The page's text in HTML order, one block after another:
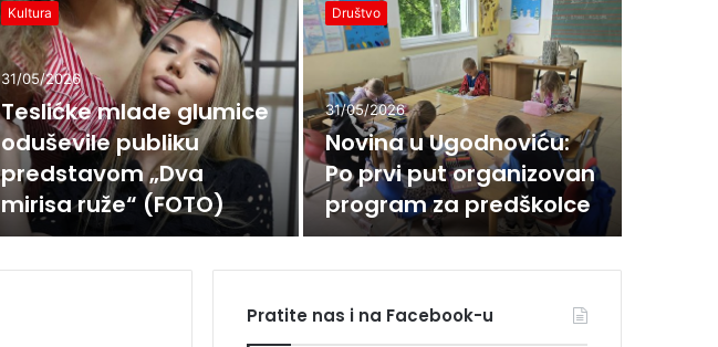
Kultura
31/05/2026
Teslićke mlade glumice
oduševile publiku
predstavom „Dva
mirisa ruže“ (FOTO)
Društvo
31/05/2026
Novina u Ugodnoviću:
Po prvi put organizovan
program za predškolce
Pratite nas i na Facebook-u